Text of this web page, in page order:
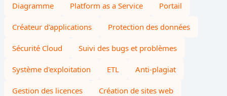
Diagramme Platform as a Service Portail
Créateur d'applications Protection des données
Sécurité Cloud Suivi des bugs et problèmes
Système d'exploitation ETL Anti-plagiat
Gestion des licences Création de sites web